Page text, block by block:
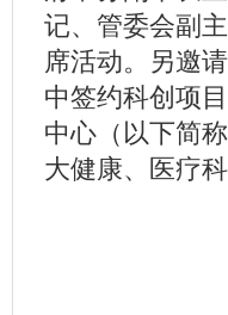
记、管委会副
席活动。另邀
中签约科创项
中心（以下简
大健康、医疗